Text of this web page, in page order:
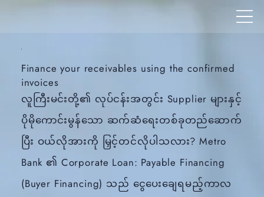
Finance your receivables using the confirmed
invoices
လူကြီးမင်းတို့၏ လုပ်ငန်းအတွင်း Supplier များနှင့်
ပိုမိုကောင်းမွန်သော ဆက်ဆံရေးတစ်ခုတည်ဆောက်
ပြီး ဝယ်လိုအားကို မြှင့်တင်လိုပါသလား? Metro
Bank ၏ Corporate Loan: Payable Financing
(Buyer Financing) သည် ငွေပေးချေရမည့်ကာလ